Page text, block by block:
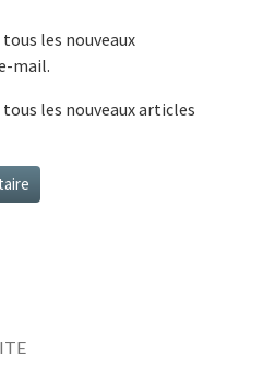
les nouveaux
mail.
les nouveaux articles